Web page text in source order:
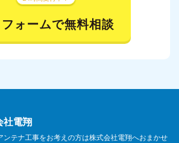
フォームで無料相談
社電翔
ンテナ工事をお考えの方は株式会社電翔へおまかせ